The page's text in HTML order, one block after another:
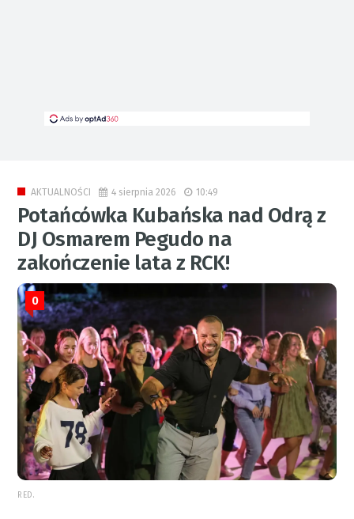
AKTUALNOŚCI 4 sierpnia 2026 10:49
Potańcówka Kubańska nad Odrą z
DJ Osmarem Pegudo na
zakończenie lata z RCK!
0
RED.